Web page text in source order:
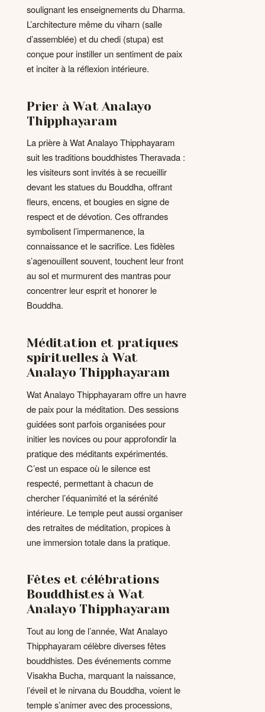
soulignant les enseignements du Dharma.
L’architecture même du viharn (salle
d’assemblée) et du chedi (stupa) est
conçue pour instiller un sentiment de paix
et inciter à la réflexion intérieure.
Prier à Wat Analayo
Thipphayaram
La prière à Wat Analayo Thipphayaram
suit les traditions bouddhistes Theravada :
les visiteurs sont invités à se recueillir
devant les statues du Bouddha, offrant
fleurs, encens, et bougies en signe de
respect et de dévotion. Ces offrandes
symbolisent l’impermanence, la
connaissance et le sacrifice. Les fidèles
s’agenouillent souvent, touchent leur front
au sol et murmurent des mantras pour
concentrer leur esprit et honorer le
Bouddha.
Méditation et pratiques
spirituelles à Wat
Analayo Thipphayaram
Wat Analayo Thipphayaram offre un havre
de paix pour la méditation. Des sessions
guidées sont parfois organisées pour
initier les novices ou pour approfondir la
pratique des méditants expérimentés.
C’est un espace où le silence est
respecté, permettant à chacun de
chercher l’équanimité et la sérénité
intérieure. Le temple peut aussi organiser
des retraites de méditation, propices à
une immersion totale dans la pratique.
Fêtes et célébrations
Bouddhistes à Wat
Analayo Thipphayaram
Tout au long de l’année, Wat Analayo
Thipphayaram célèbre diverses fêtes
bouddhistes. Des événements comme
Visakha Bucha, marquant la naissance,
l’éveil et le nirvana du Bouddha, voient le
temple s’animer avec des processions,